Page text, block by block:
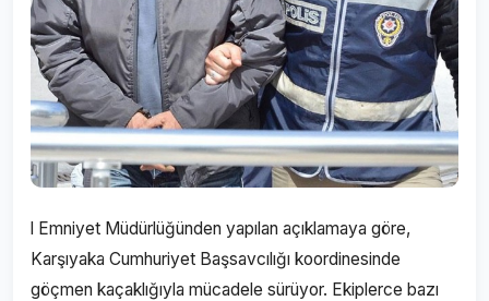
l Emniyet Müdürlüğünden yapılan açıklamaya göre,
Karşıyaka Cumhuriyet Başsavcılığı koordinesinde
göçmen kaçaklığıyla mücadele sürüyor. Ekiplerce bazı